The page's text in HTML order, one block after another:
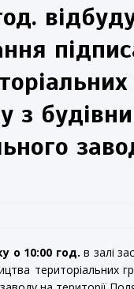
з
о 10:00 год. в залі
територіальних